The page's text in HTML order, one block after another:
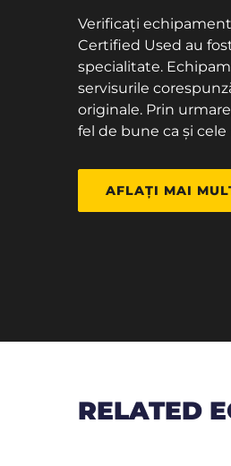
Verificați
Certified Used au
specialitate.
servisurile
originale. Prin
fel de bune ca și cele
AFLAȚI MAI
RELATED